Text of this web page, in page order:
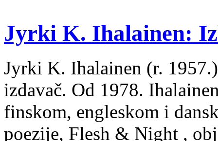
Jyrki K. Ihalainen:
Jyrki K. Ihalainen (r.
izdavač. Od 1978.
finskom, engleskom i
poezije, Flesh & Night ,